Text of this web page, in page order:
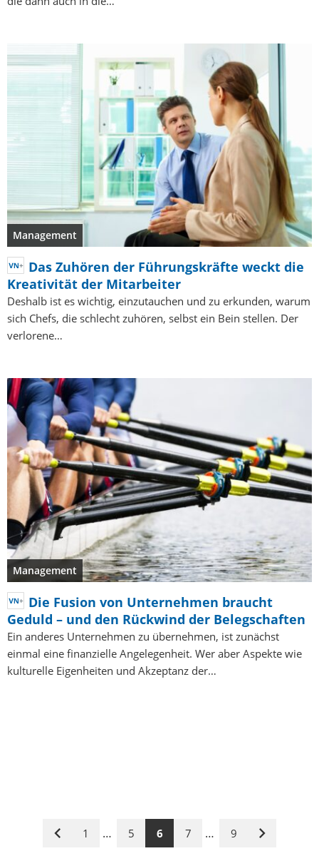
Management
Das Zuhören der Führungskräfte weckt die
Kreativität der Mitarbeiter
Deshalb ist es wichtig, einzutauchen und zu erkunden, warum
sich Chefs, die schlecht zuhören, selbst ein Bein stellen. Der
verlorene…
Management
Die Fusion von Unternehmen braucht
Geduld – und den Rückwind der Belegschaften
Ein anderes Unternehmen zu übernehmen, ist zunächst
einmal eine finanzielle Angelegenheit. Wer aber Aspekte wie
kulturelle Eigenheiten und Akzeptanz der…
Vorige
1 … 5 6 7 … 9
Nächste